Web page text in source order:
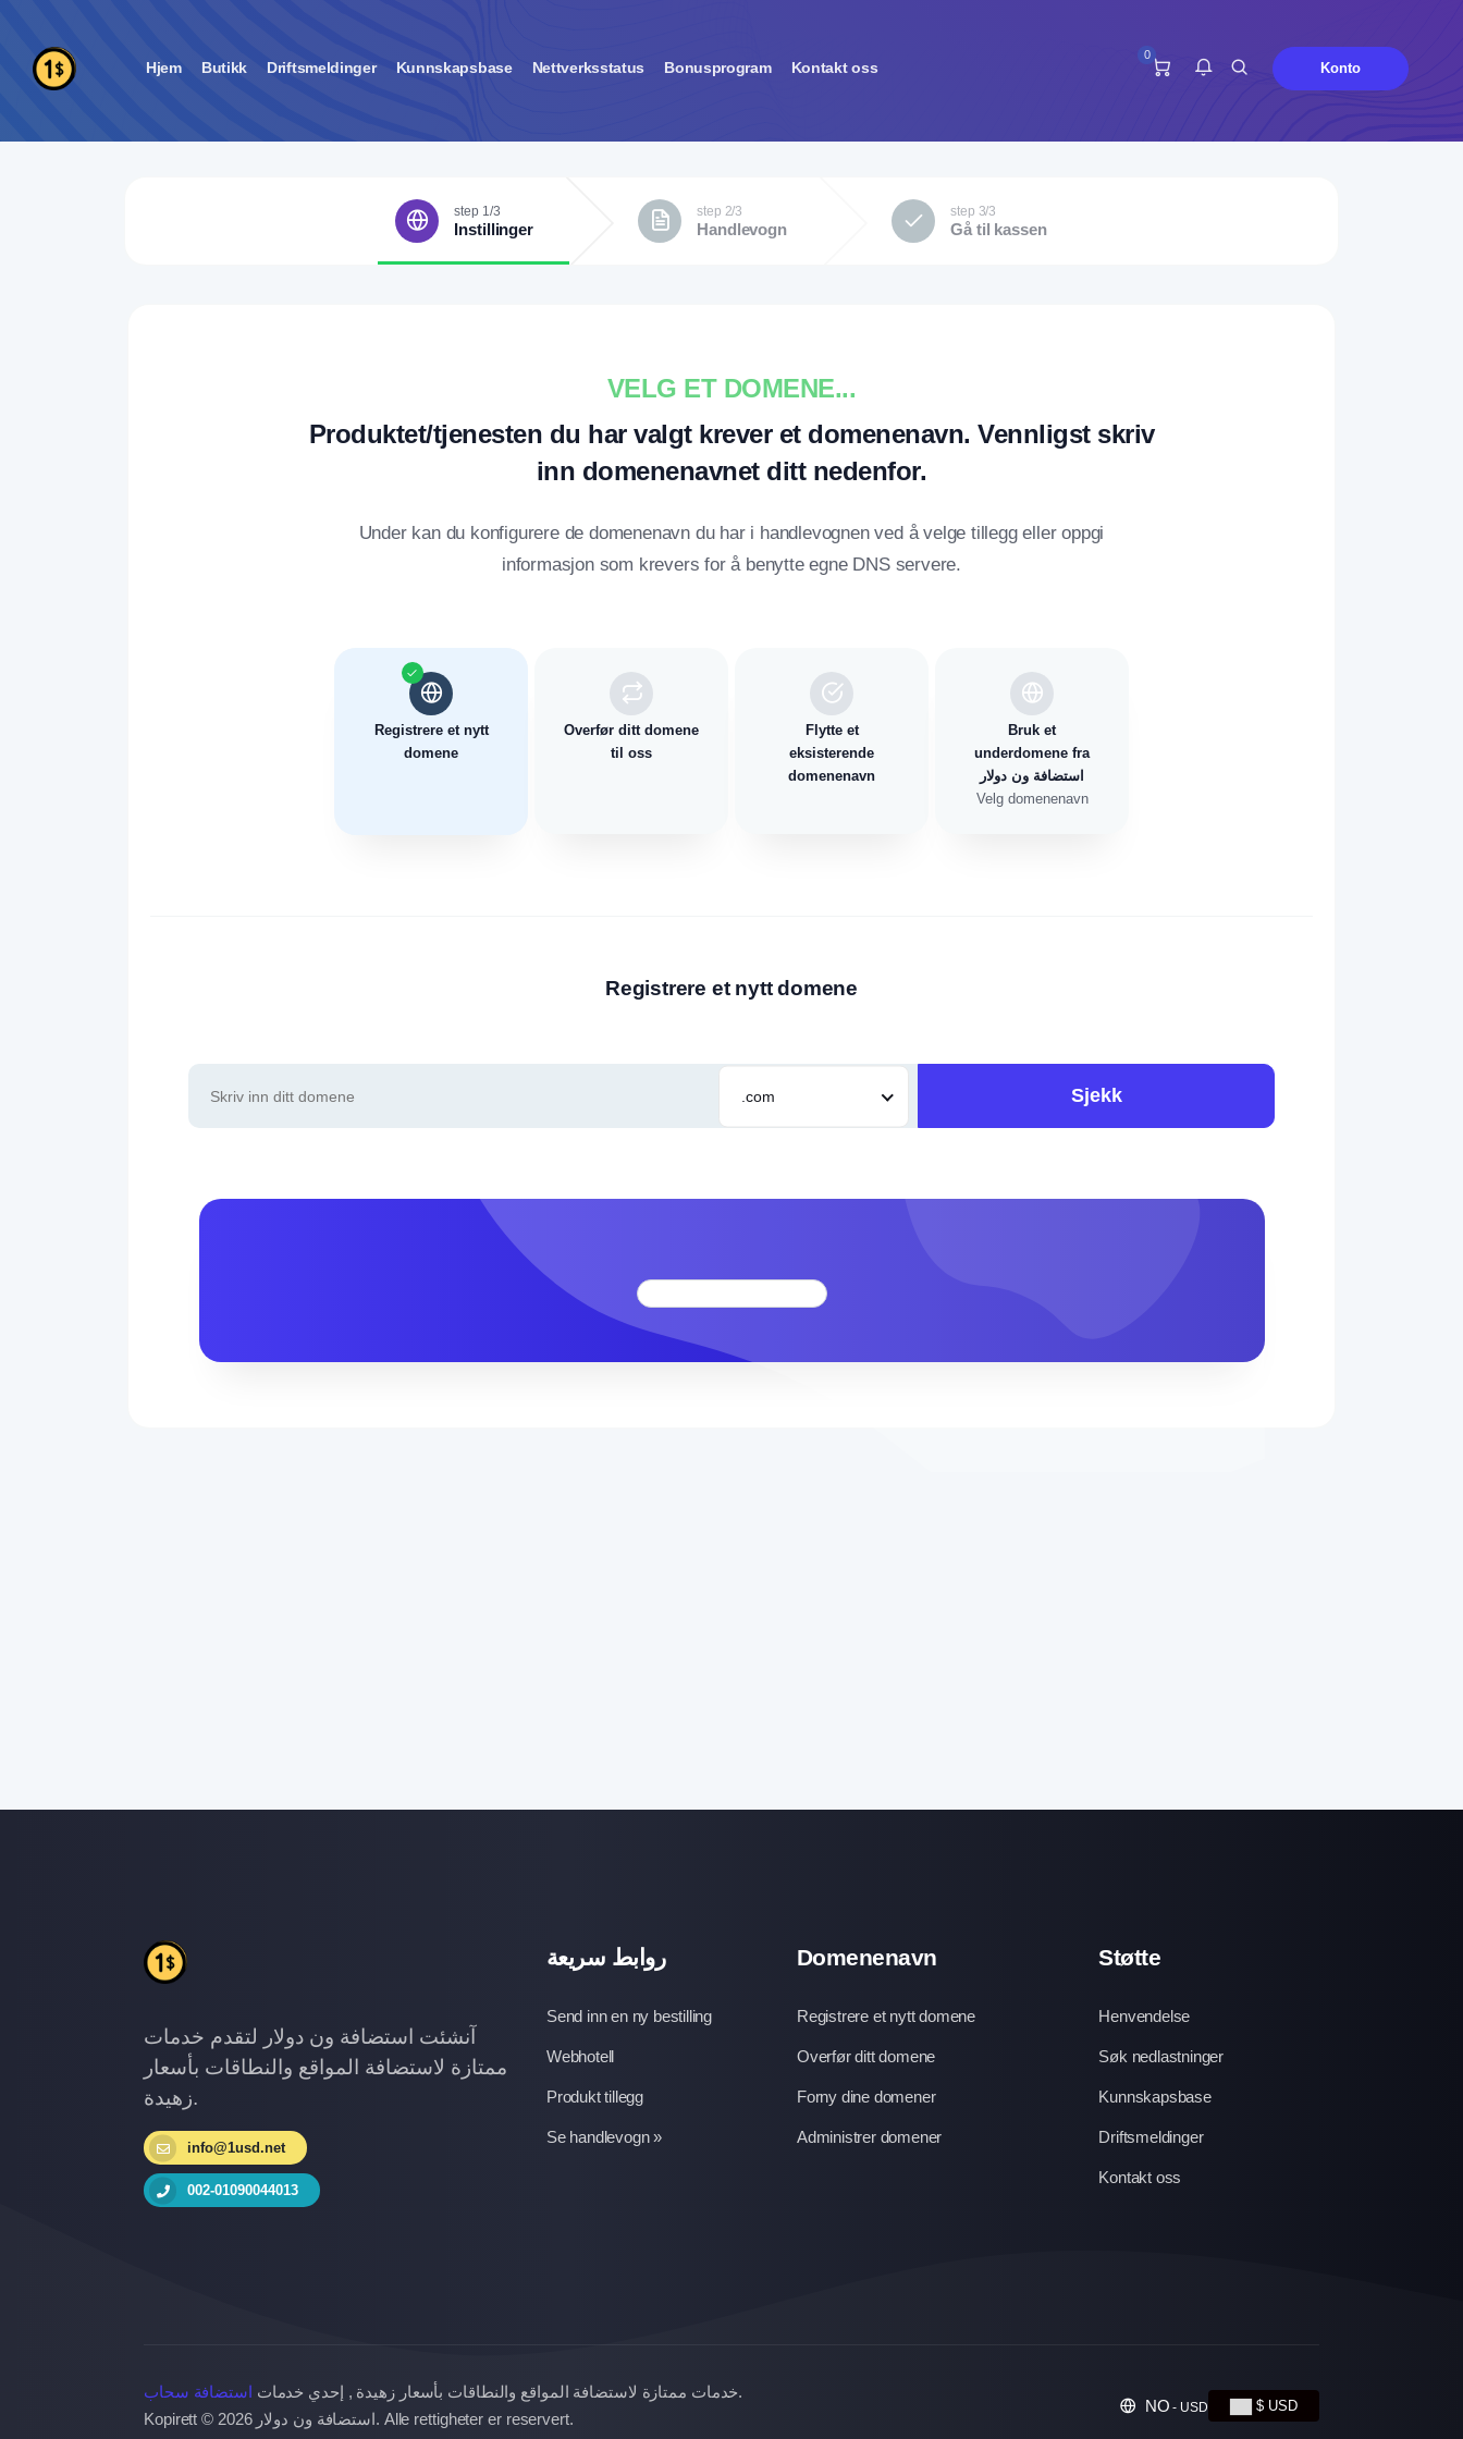
Hjem Butikk Driftsmeldinger Kunnskapsbase Nettverksstatus Bonusprogram Kontakt oss
0
Konto
step 1/3
Instillinger
step 2/3
Handlevogn
step 3/3
Gå til kassen
VELG ET DOMENE...
Produktet/tjenesten du har valgt krever et domenenavn. Vennligst skriv
inn domenenavnet ditt nedenfor.
Under kan du konfigurere de domenenavn du har i handlevognen ved å velge tillegg eller oppgi
informasjon som krevers for å benytte egne DNS servere.
Registrere et nytt
domene
Overfør ditt domene
til oss
Flytte et
eksisterende
domenenavn
Bruk et
underdomene fra
استضافة ون دولار
Velg domenenavn
Registrere et nytt domene
.com Sjekk
آنشئت استضافة ون دولار لتقدم خدمات
ممتازة لاستضافة المواقع والنطاقات بأسعار
زهيدة.
info@1usd.net
002-01090044013
روابط سريعة
Send inn en ny bestilling
Webhotell
Produkt tillegg
Se handlevogn »
Domenenavn
Registrere et nytt domene
Overfør ditt domene
Forny dine domener
Administrer domener
Støtte
Henvendelse
Søk nedlastninger
Kunnskapsbase
Driftsmeldinger
Kontakt oss
خدمات ممتازة لاستضافة المواقع والنطاقات بأسعار زهيدة , إحدي خدمات استضافة سحاب
.
Kopirett © 2026 استضافة ون دولار. Alle rettigheter er reservert.
NO - USD $ USD